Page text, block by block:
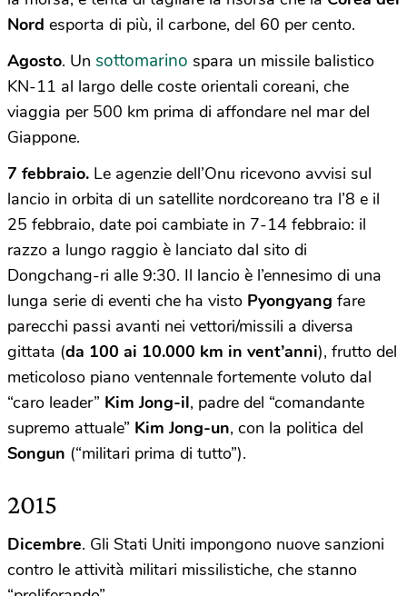
Nord esporta di più, il carbone, del 60 per cento.
Agosto. Un sottomarino spara un missile balistico
KN-11 al largo delle coste orientali coreani, che
viaggia per 500 km prima di affondare nel mar del
Giappone.
7 febbraio. Le agenzie dell’Onu ricevono avvisi sul
lancio in orbita di un satellite nordcoreano tra l’8 e il
25 febbraio, date poi cambiate in 7-14 febbraio: il
razzo a lungo raggio è lanciato dal sito di
Dongchang-ri alle 9:30. Il lancio è l’ennesimo di una
lunga serie di eventi che ha visto Pyongyang fare
parecchi passi avanti nei vettori/missili a diversa
gittata (da 100 ai 10.000 km in vent’anni), frutto del
meticoloso piano ventennale fortemente voluto dal
“caro leader” Kim Jong-il, padre del “comandante
supremo attuale” Kim Jong-un, con la politica del
Songun (“militari prima di tutto”).
2015
Dicembre. Gli Stati Uniti impongono nuove sanzioni
contro le attività militari missilistiche, che stanno